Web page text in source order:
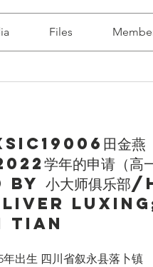
Files
田金燕
学年的申请（高
小大师俱乐
Tian
年出生 四川省叙永县落卜镇